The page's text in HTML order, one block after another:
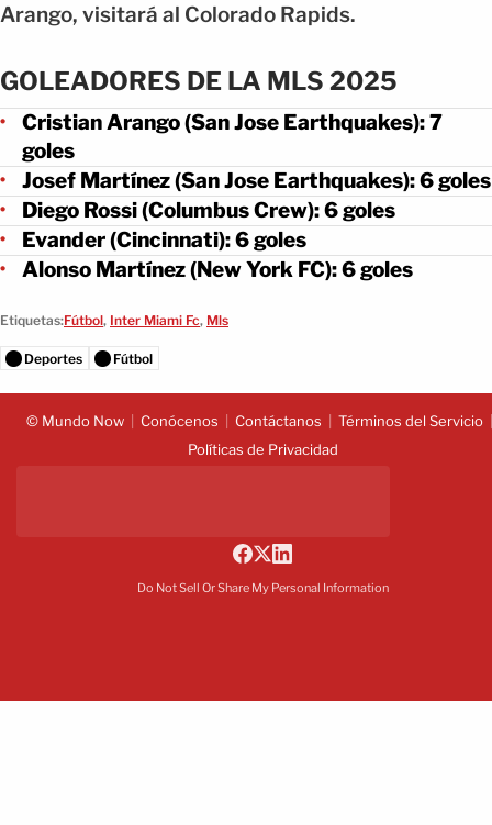
Arango, visitará al Colorado Rapids.
GOLEADORES DE LA MLS 2025
Cristian Arango (San Jose Earthquakes): 7
goles
Josef Martínez (San Jose Earthquakes): 6 goles
Diego Rossi (Columbus Crew): 6 goles
Evander (Cincinnati): 6 goles
Alonso Martínez (New York FC): 6 goles
Etiquetas:Fútbol, Inter Miami Fc, Mls
Deportes Fútbol
© Mundo Now Conócenos Contáctanos
Términos del Servicio
Políticas de Privacidad
Do Not Sell Or Share My Personal Information